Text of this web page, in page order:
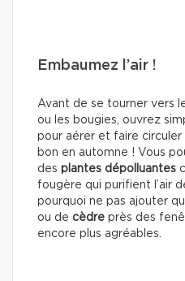
Embaumez l’air !
Avant de se tourner vers
ou les bougies, ouvrez
pour aérer et faire circuler
bon en automne ! Vous
des plantes dépolluantes
fougère qui purifient l’air
pourquoi ne pas ajouter
ou de cèdre près des
encore plus agréables.